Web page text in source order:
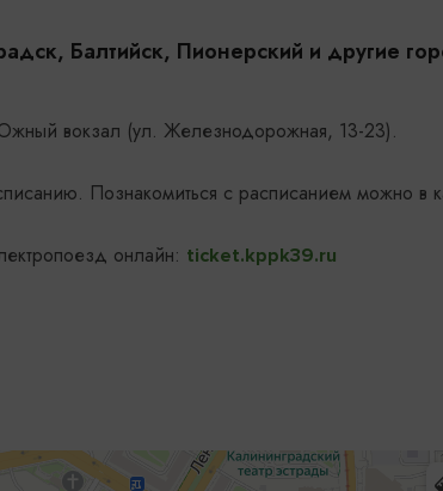
Балтийск, Пионерский и другие
вокзал (ул. Железнодорожная, 13-23).
Познакомиться с расписанием можно в
онлайн: ticket.kppk39.ru